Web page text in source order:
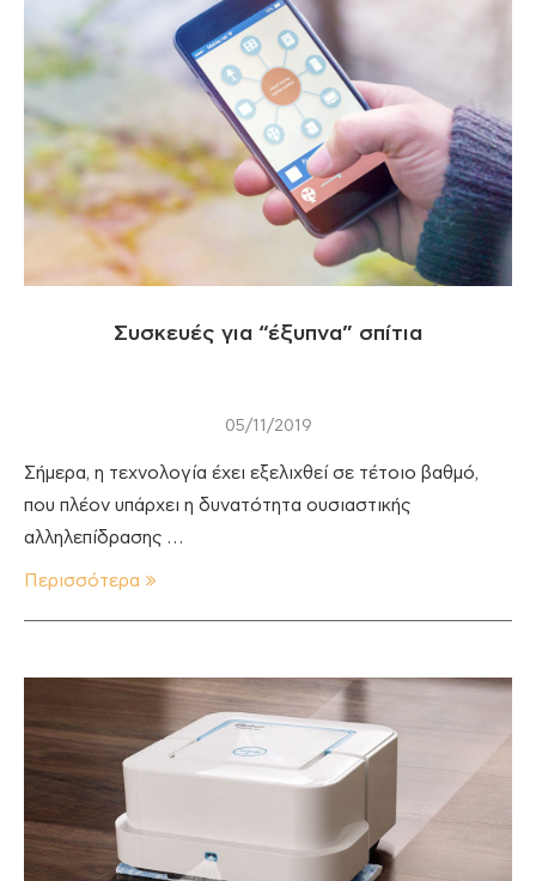
Συσκευές για “έξυπνα” σπίτια
05/11/2019
Σήμερα, η τεχνολογία έχει εξελιχθεί σε τέτοιο βαθμό,
που πλέον υπάρχει η δυνατότητα ουσιαστικής
αλληλεπίδρασης …
Περισσότερα